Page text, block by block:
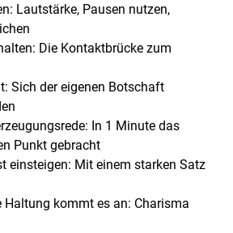
Lautstärke, Pausen nutzen,
Die Kontaktbrücke zum
Sich der eigenen Botschaft
In 1 Minute das
Punkt gebracht
einsteigen: Mit einem starken Satz
Haltung kommt es an: Charisma